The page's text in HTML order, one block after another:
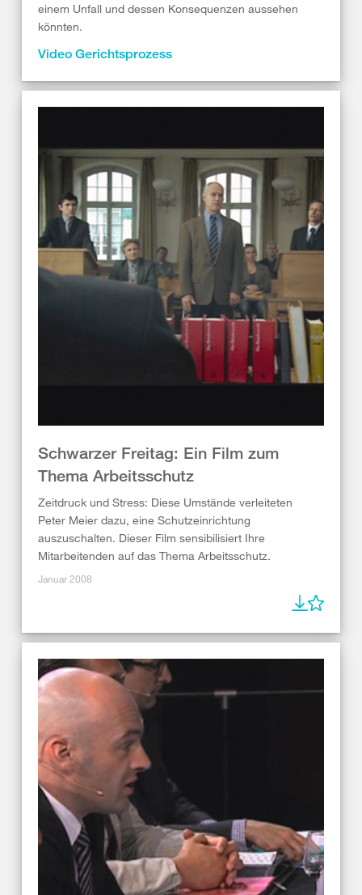
einem Unfall und dessen Konsequenzen aussehen
könnten.
Video Gerichtsprozess
Schwarzer Freitag: Ein Film zum
Thema Arbeitsschutz
Zeitdruck und Stress: Diese Umstände verleiteten
Peter Meier dazu, eine Schutzeinrichtung
auszuschalten. Dieser Film sensibilisiert Ihre
Mitarbeitenden auf das Thema Arbeitsschutz.
Januar 2008